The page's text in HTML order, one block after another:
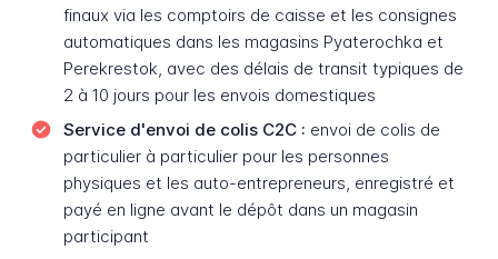
finaux via les comptoirs de caisse et les consignes
automatiques dans les magasins Pyaterochka et
Perekrestok, avec des délais de transit typiques de
2 à 10 jours pour les envois domestiques
Service d'envoi de colis C2C : envoi de colis de
particulier à particulier pour les personnes
physiques et les auto-entrepreneurs, enregistré et
payé en ligne avant le dépôt dans un magasin
participant